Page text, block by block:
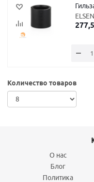
ELSEN
Количество товаров
О нас
Блог
Политика